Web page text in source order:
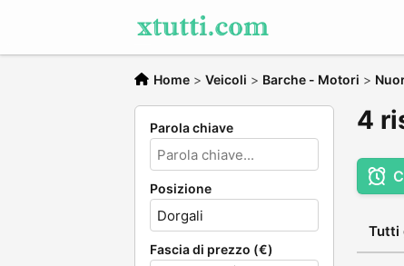
Home > Veicoli > Barche - Motori >
Parola chiave
Posizione
Fascia di prezzo (€)
4
Tutti